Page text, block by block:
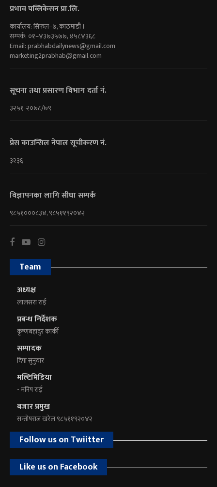
प्रभाव पब्लिकेसन प्रा.लि.
कार्यालय: सिफल–७, काठमाडौं ।
सम्पर्क: ०१–४३७३५७७, ४५८४३६८
Email:prabhabdailynews@gmail.com
marketing2prabhab@gmail.com
सूचना तथा प्रसारण विभाग दर्ता नं.
३२५१-२०७८/७९
प्रेस काउन्सिल नेपाल सूचीकरण नं.
३२३६
विज्ञापनका लागि सीधा सम्पर्क
९८५१०००८३४, ९८५११९२०४२
Team
अध्यक्ष
लालसरा राई
प्रबन्ध निर्देशक
कृष्णबहादुर कार्की
सम्पादक
दिपा सुनुवार
मल्टिमिडिया
- मनिष राई
बजार प्रमुख
सन्तोषराज खरेल ९८५११९२०४२
Follow us on Twiitter
Like us on Facebook